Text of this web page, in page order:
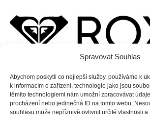
Spravovat Souhlas
Abychom poskytli co nejlepší služby, používáme k
k informacím o zařízení, technologie jako jsou
těmito technologiemi nám umožní zpracovávat
procházení nebo jedinečná ID na tomto webu.
souhlasu může nepříznivě ovlivnit určité vlastnosti a